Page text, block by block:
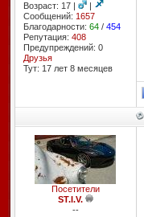
Возраст: 17 |
|
Сообщений: 1657
Благодарности: 64/ 454
Репутация: 408
Предупреждений: 0
Друзья
Тут: 17 лет 8 месяцев
Посетители
ST.I.V.
--